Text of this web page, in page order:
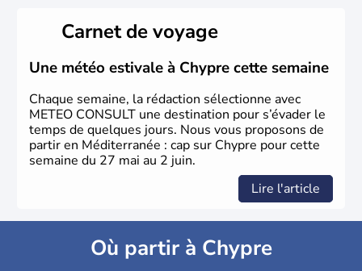
Carnet de voyage
Une météo estivale à Chypre cette semaine
Chaque semaine, la rédaction sélectionne avec
METEO CONSULT une destination pour s’évader le
temps de quelques jours. Nous vous proposons de
partir en Méditerranée : cap sur Chypre pour cette
semaine du 27 mai au 2 juin.
Lire l'article
Où partir à Chypre